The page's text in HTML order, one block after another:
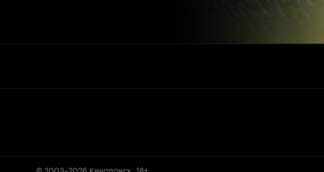
© 2003–2026 Кинопоиск 18+